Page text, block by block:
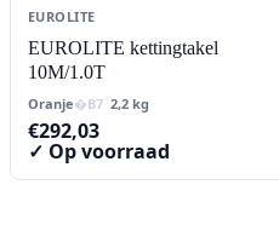
EUROLITE
EUROLITE kettingtakel
10M/1.0T
Oranje 2,2 kg
€292,03
✓ Op voorraad